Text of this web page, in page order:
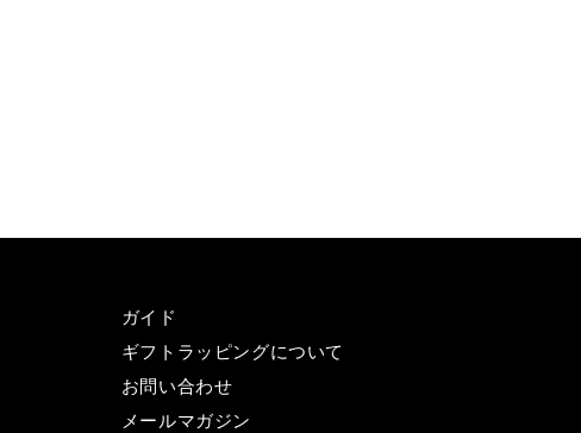
ガイド
ギフトラッピングについて
お問い合わせ
メールマガジン